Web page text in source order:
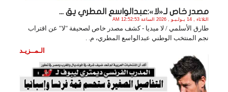
مصدر خاص لـ«لا»:عبدالواسع المطري يق ...
الثلاثاء , 14 يـولـيـو , 2026 الساعة 12:52:53 AM
طارق الأسلمي / لا ميديا - كشف مصدر خاص لصحيفة "لا" عن اقتراب
نجم المنتخب الوطني عبدالواسع المطري، م. .
الـمــزيـد